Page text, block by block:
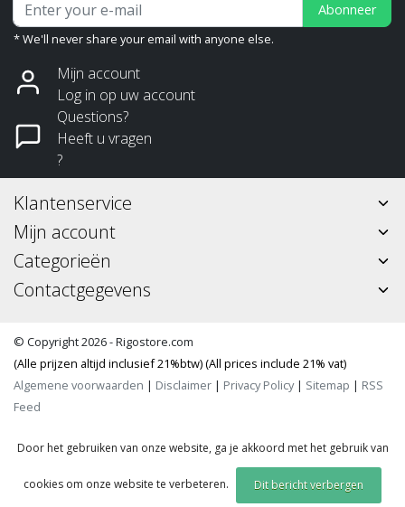
Abonneer
* We'll never share your email with anyone else.
Mijn account
Log in op uw account
Questions?
Heeft u vragen
?
Klantenservice
Mijn account
Categorieën
Contactgegevens
© Copyright 2026 - Rigostore.com
(Alle prijzen altijd inclusief 21%btw) (All prices include 21% vat)
Algemene voorwaarden | Disclaimer | Privacy Policy| Sitemap | RSS
Feed
Door het gebruiken van onze website, ga je akkoord met het gebruik van
cookies om onze website te verbeteren. Dit bericht verbergen